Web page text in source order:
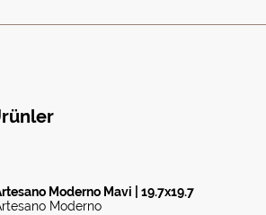
Moderno Mavi | 19.7x19.7
Moderno